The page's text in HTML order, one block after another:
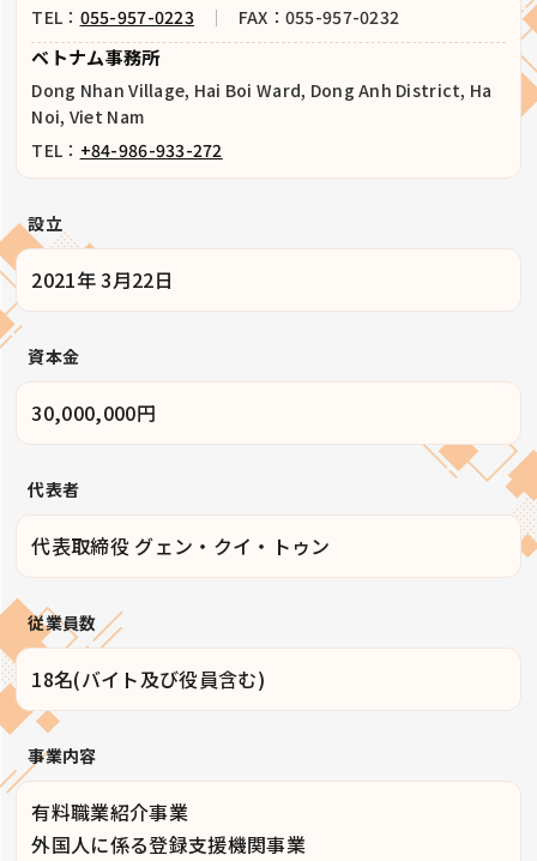
TEL： 055-957-0223 ｜ FAX：055-957-0232
ベトナム事務所
Dong Nhan Village, Hai Boi Ward, Dong Anh District, Ha
Noi, Viet Nam
TEL： +84-986-933-272
設立
2021年 3月22日
資本金
30,000,000円
代表者
代表取締役 グェン・クイ・トゥン
従業員数
18名(バイト及び役員含む)
事業内容
有料職業紹介事業
外国人に係る登録支援機関事業